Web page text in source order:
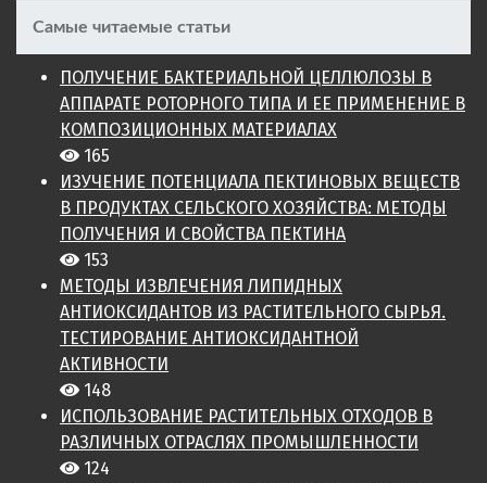
Самые читаемые статьи
ПОЛУЧЕНИЕ БАКТЕРИАЛЬНОЙ ЦЕЛЛЮЛОЗЫ В
АППАРАТЕ РОТОРНОГО ТИПА И ЕЕ ПРИМЕНЕНИЕ В
КОМПОЗИЦИОННЫХ МАТЕРИАЛАХ
165
ИЗУЧЕНИЕ ПОТЕНЦИАЛА ПЕКТИНОВЫХ ВЕЩЕСТВ
В ПРОДУКТАХ СЕЛЬСКОГО ХОЗЯЙСТВА: МЕТОДЫ
ПОЛУЧЕНИЯ И СВОЙСТВА ПЕКТИНА
153
МЕТОДЫ ИЗВЛЕЧЕНИЯ ЛИПИДНЫХ
АНТИОКСИДАНТОВ ИЗ РАСТИТЕЛЬНОГО СЫРЬЯ.
ТЕСТИРОВАНИЕ АНТИОКСИДАНТНОЙ
АКТИВНОСТИ
148
ИСПОЛЬЗОВАНИЕ РАСТИТЕЛЬНЫХ ОТХОДОВ В
РАЗЛИЧНЫХ ОТРАСЛЯХ ПРОМЫШЛЕННОСТИ
124